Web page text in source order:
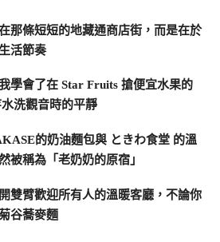
那條短短的地藏通商店街，而是在於
活節奏
學會了在 Star Fruits 搶便宜水果的
洗觀音時的平靜
的奶油麵包與 ときわ食堂 的溫
被稱為「老奶奶的原宿」
雙臂歡迎所有人的溫暖客廳，不論你
谷蕎麥麵